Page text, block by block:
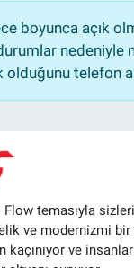
boyunca açık
nedeniyle
olduğunu telefon
temasıyla sizleri
ve modernizmi bir
kaçınıyor ve